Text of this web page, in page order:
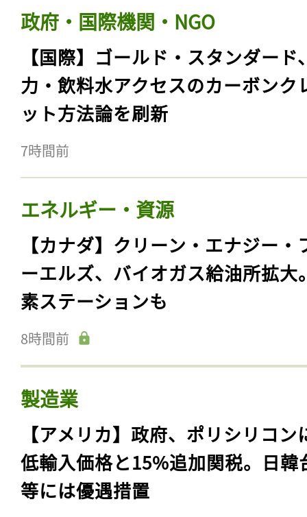
政府・国際機関・NGO
【国際】ゴールド・スタンダード
力・飲料水アクセスのカーボンク
ット方法論を刷新
7時間前
エネルギー・資源
【カナダ】クリーン・エナジー・
ーエルズ、バイオガス給油所拡大
素ステーションも
8時間前
製造業
【アメリカ】政府、ポリシリコン
低輸入価格と15%追加関税。日韓
等には優遇措置